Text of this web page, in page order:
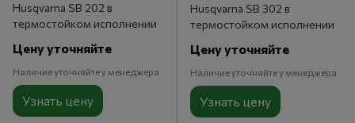
Husqvarna SB 202 в
термостойком исполнении
Цену уточняйте
Наличие уточняйте у менеджера
Узнать цену
Husqvarna SB 302 в
термостойком исполнении
Цену уточняйте
Наличие уточняйте у менеджера
Узнать цену